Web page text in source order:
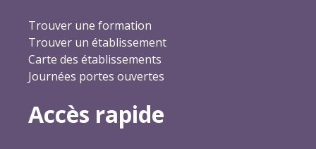
Trouver une formation
Trouver un établissement
Carte des établissements
Journées portes ouvertes
Accès rapide